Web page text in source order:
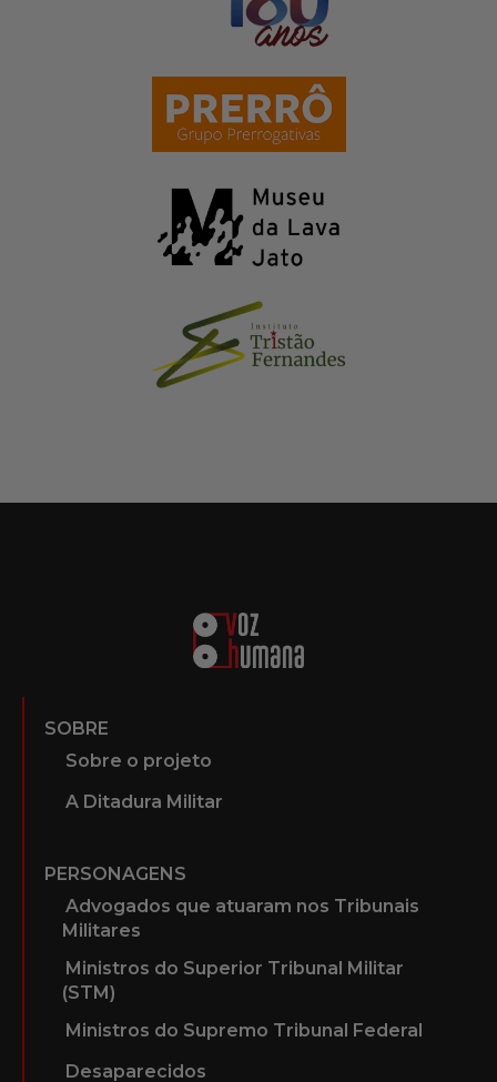
SOBRE
Sobre o projeto
A Ditadura Militar
PERSONAGENS
Advogados que atuaram nos Tribunais
Militares
Ministros do Superior Tribunal Militar
(STM)
Ministros do Supremo Tribunal Federal
Desaparecidos